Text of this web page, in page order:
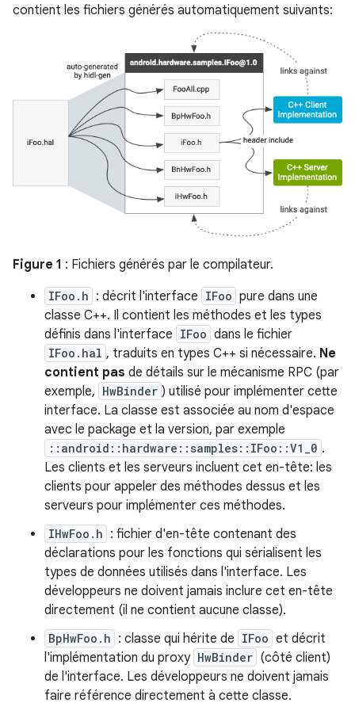
contient les fichiers générés automatiquement suivants:
Figure 1 : Fichiers générés par le compilateur.
IFoo.h : décrit l'interface IFoo pure dans une
classe C++. Il contient les méthodes et les types
définis dans l'interface IFoo dans le fichier
IFoo.hal , traduits en types C++ si nécessaire. Ne
contient pas de détails sur le mécanisme RPC (par
exemple, HwBinder ) utilisé pour implémenter cette
interface. La classe est associée au nom d'espace
avec le package et la version, par exemple
::android::hardware::samples::IFoo::V1_0 .
Les clients et les serveurs incluent cet en-tête: les
clients pour appeler des méthodes dessus et les
serveurs pour implémenter ces méthodes.
IHwFoo.h : fichier d'en-tête contenant des
déclarations pour les fonctions qui sérialisent les
types de données utilisés dans l'interface. Les
développeurs ne doivent jamais inclure cet en-tête
directement (il ne contient aucune classe).
BpHwFoo.h : classe qui hérite de IFoo et décrit
l'implémentation du proxy HwBinder (côté client)
de l'interface. Les développeurs ne doivent jamais
faire référence directement à cette classe.